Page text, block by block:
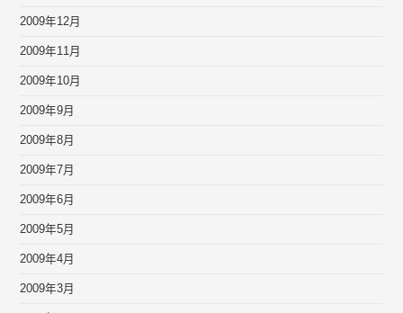
2009年12月
2009年11月
2009年10月
2009年9月
2009年8月
2009年7月
2009年6月
2009年5月
2009年4月
2009年3月